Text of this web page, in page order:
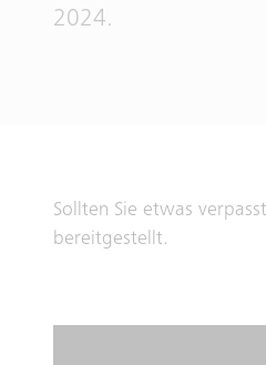
2024.
Sollten Sie etwas
bereitgestellt.